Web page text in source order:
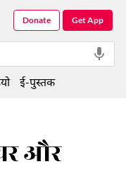
और
Get App
Donate
ई-पुस्तक